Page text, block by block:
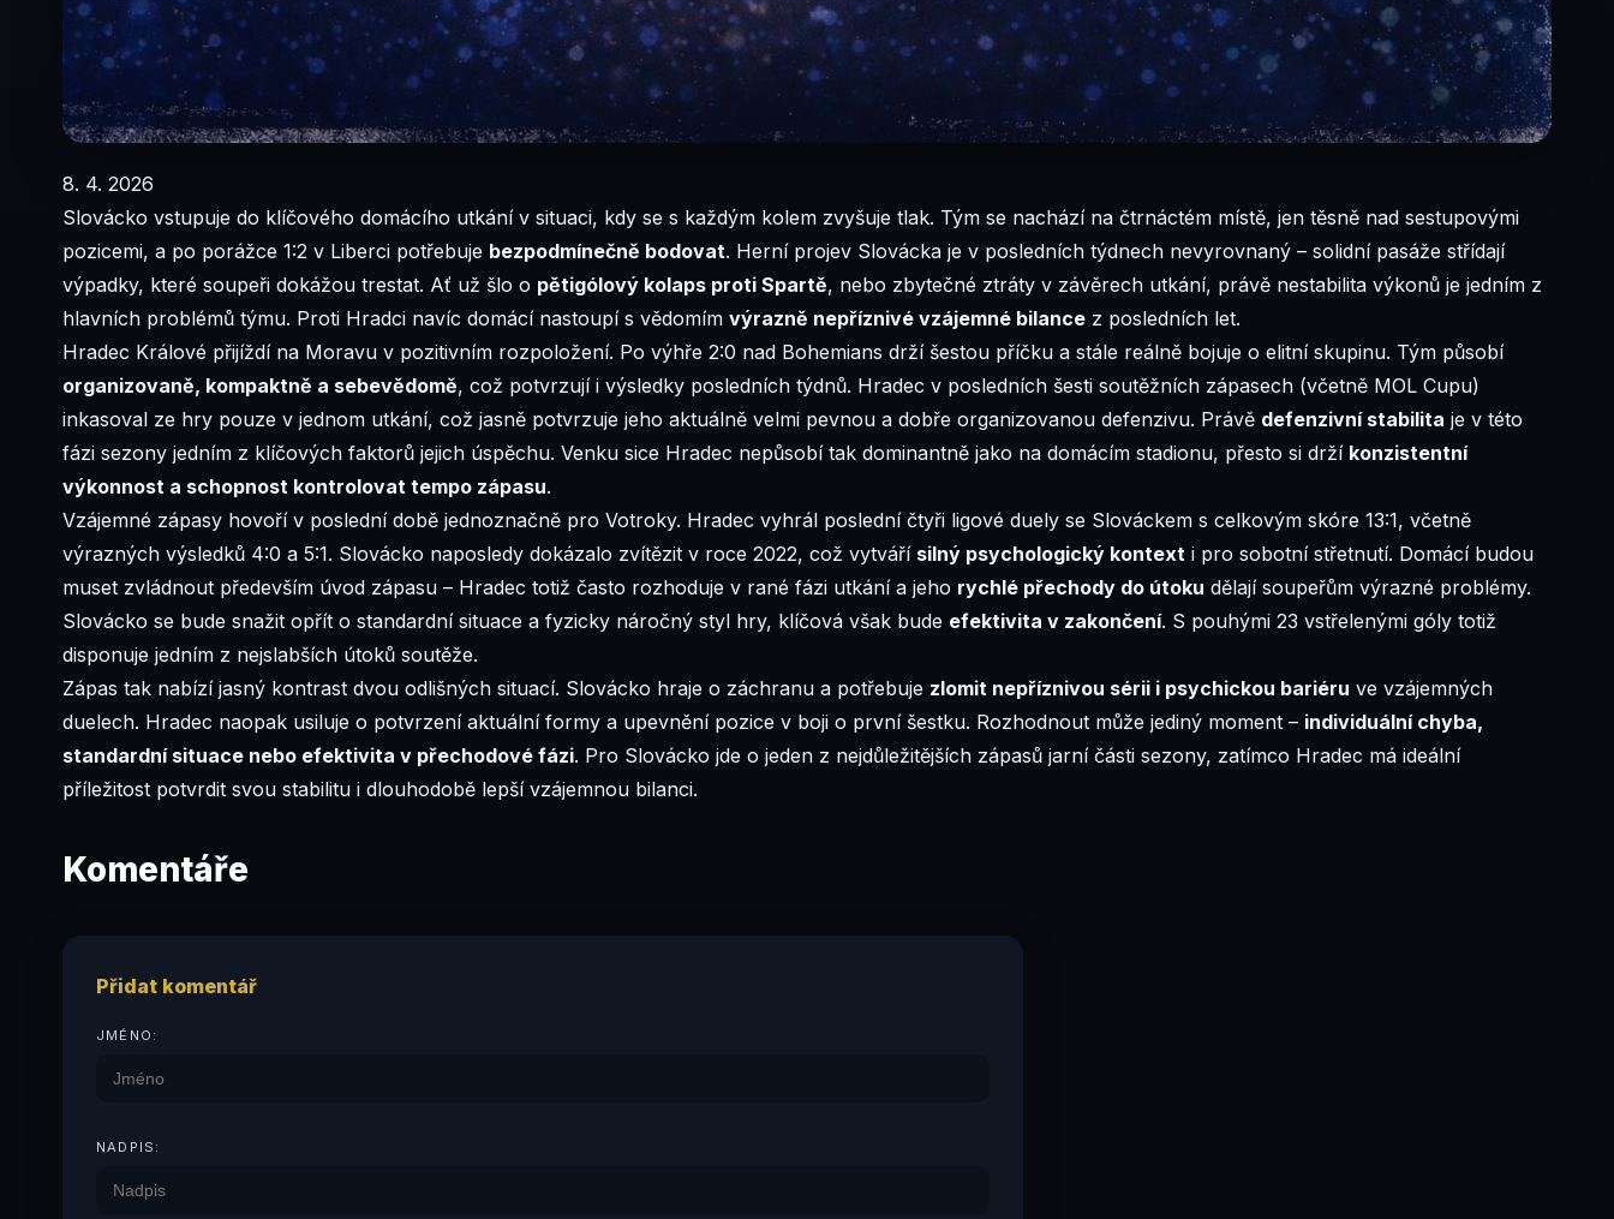
8. 4. 2026
Slovácko vstupuje do klíčového domácího utkání v situaci, kdy se s každým kolem zvyšuje tlak. Tým se nachází na čtrnáctém místě, jen těsně nad sestupovými
pozicemi, a po porážce 1:2 v Liberci potřebuje bezpodmínečně bodovat. Herní projev Slovácka je v posledních týdnech nevyrovnaný – solidní pasáže střídají
výpadky, které soupeři dokážou trestat. Ať už šlo o pětigólový kolaps proti Spartě, nebo zbytečné ztráty v závěrech utkání, právě nestabilita výkonů je jedním z
hlavních problémů týmu. Proti Hradci navíc domácí nastoupí s vědomím výrazně nepříznivé vzájemné bilance z posledních let.
Hradec Králové přijíždí na Moravu v pozitivním rozpoložení. Po výhře 2:0 nad Bohemians drží šestou příčku a stále reálně bojuje o elitní skupinu. Tým působí
organizovaně, kompaktně a sebevědomě, což potvrzují i výsledky posledních týdnů. Hradec v posledních šesti soutěžních zápasech (včetně MOL Cupu)
inkasoval ze hry pouze v jednom utkání, což jasně potvrzuje jeho aktuálně velmi pevnou a dobře organizovanou defenzivu. Právě defenzivní stabilita je v této
fázi sezony jedním z klíčových faktorů jejich úspěchu. Venku sice Hradec nepůsobí tak dominantně jako na domácím stadionu, přesto si drží konzistentní
výkonnost a schopnost kontrolovat tempo zápasu.
Vzájemné zápasy hovoří v poslední době jednoznačně pro Votroky. Hradec vyhrál poslední čtyři ligové duely se Slováckem s celkovým skóre 13:1, včetně
výrazných výsledků 4:0 a 5:1. Slovácko naposledy dokázalo zvítězit v roce 2022, což vytváří silný psychologický kontext i pro sobotní střetnutí. Domácí budou
muset zvládnout především úvod zápasu – Hradec totiž často rozhoduje v rané fázi utkání a jeho rychlé přechody do útoku dělají soupeřům výrazné problémy.
Slovácko se bude snažit opřít o standardní situace a fyzicky náročný styl hry, klíčová však bude efektivita v zakončení. S pouhými 23 vstřelenými góly totiž
disponuje jedním z nejslabších útoků soutěže.
Zápas tak nabízí jasný kontrast dvou odlišných situací. Slovácko hraje o záchranu a potřebuje zlomit nepříznivou sérii i psychickou bariéru ve vzájemných
duelech. Hradec naopak usiluje o potvrzení aktuální formy a upevnění pozice v boji o první šestku. Rozhodnout může jediný moment – individuální chyba,
standardní situace nebo efektivita v přechodové fázi. Pro Slovácko jde o jeden z nejdůležitějších zápasů jarní části sezony, zatímco Hradec má ideální
příležitost potvrdit svou stabilitu i dlouhodobě lepší vzájemnou bilanci.
Komentáře
Přidat komentář
JMÉNO:
NADPIS: